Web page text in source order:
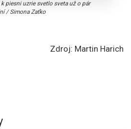
piesni uzrie svetlo sveta už o pár
/Simona Zaťko
Zdroj: Martin Harich